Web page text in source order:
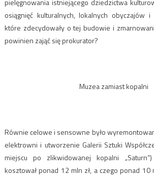
pielęgnowania istniejącego dziedzictwa
osiągnięć kulturalnych, lokalnych obyczajów i
które zdecydowały o tej budowie i
powinien zająć się prokurator?
Muzea zamiast kopalni
Równie celowe i sensowne było
elektrowni i utworzenie Galerii Sztuki
miejscu po zlikwidowanej kopalni
kosztował ponad 12 mln zł, a czego ponad 10